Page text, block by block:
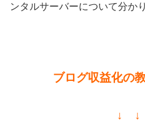
ンタルサーバーについて分か
ブログ収益化の
↓ ↓